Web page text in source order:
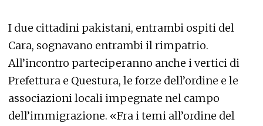
I due cittadini pakistani, entrambi ospiti del
Cara, sognavano entrambi il rimpatrio.
All’incontro parteciperanno anche i vertici di
Prefettura e Questura, le forze dell’ordine e le
associazioni locali impegnate nel campo
dell’immigrazione. «Fra i temi all’ordine del